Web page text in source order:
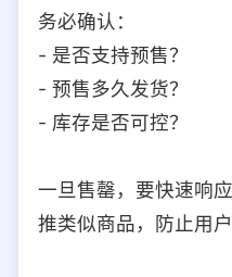
务必确认：
- 是否支持预售？
- 预售多久发货？
- 库存是否可控？
一旦售罄，要快速响
推类似商品，防止用户